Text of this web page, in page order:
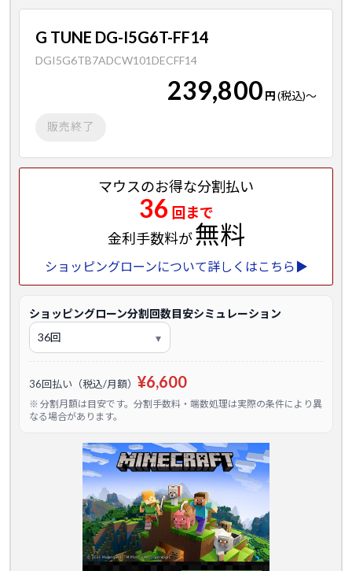
G TUNE DG-I5G6T-FF14
DGI5G6TB7ADCW101DECFF14
239,800 円(税込)～
販売終了
マウスのお得な分割払い
36 回まで
金利手数料が無料
ショッピングローンについて詳しくはこちら▶
ショッピングローン分割回数目安シミュレーション
36回払い（税込/月額） ¥6,600
※ 分割月額は目安です。分割手数料・端数処理は実際の条件により異
なる場合があります。